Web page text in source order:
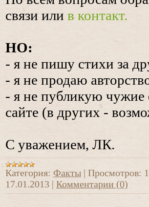
связи или в контакт.
НО:
- я не пишу стихи за
- я не продаю
- я не публикую чужие
сайте (в других -
С уважением, ЛК.
Категория: Факты | Просмотров:
17.01.2013 | Комментарии (0)